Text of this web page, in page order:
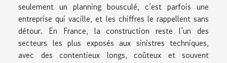
seulement un planning bousculé, c’est parfois une
entreprise qui vacille, et les chiffres le rappellent sans
détour. En France, la construction reste l’un des
secteurs les plus exposés aux sinistres techniques,
avec des contentieux longs, coûteux et souvent